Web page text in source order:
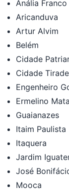
Anália Franco
Aricanduva
Artur Alvim
Belém
Cidade
Cidade
Engenheiro
Ermelino
Guaianazes
Itaim Paulista
Itaquera
Jardim
José
Mooca